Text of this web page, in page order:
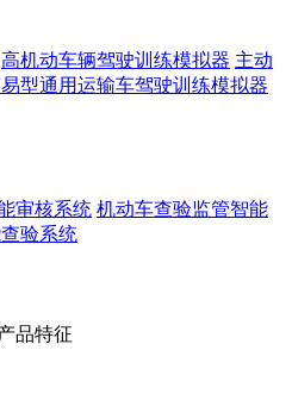
高机动车辆驾驶训练模拟器 主动
型通用运输车驾驶训练模拟器
审核系统 机动车查验监管智能
验系统
品特征